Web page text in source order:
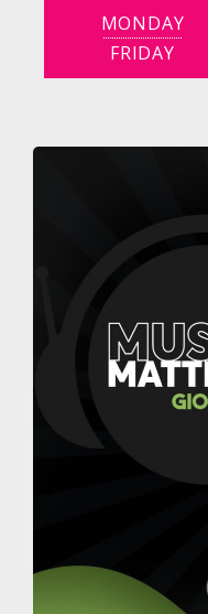
MONDAY
FRIDAY